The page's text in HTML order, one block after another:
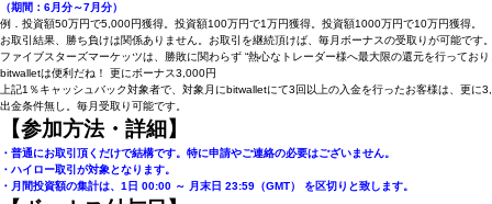
（期間：6月分～7月分）
例．投資額50万円で5,000円獲得。投資額100万円で1万円獲得。投資額1000万円で10万円獲得。
お取引結果、勝ち負けは関係ありません。お取引を継続頂けば、毎月ボーナスの受取りが可能です
ファイブスターズマーケッツは、勝敗に関わらず “熱心なトレーダー様へ最大限の還元を行っており
bitwalletは便利だね！ 更にボーナス3,000円
上記1％キャッシュバック対象者で、対象月にbitwalletにて3回以上の入金を行ったお客様は、更に
出金条件無し。毎月受取り可能です。
【参加方法・詳細】
・普通にお取引頂くだけで結構です。特に申請やご連絡の必要はございません。
・ハイロー取引が対象となります。
・月間投資額の集計は、1日 00:00 ～ 月末日 23:59（GMT） を区切りと致します。